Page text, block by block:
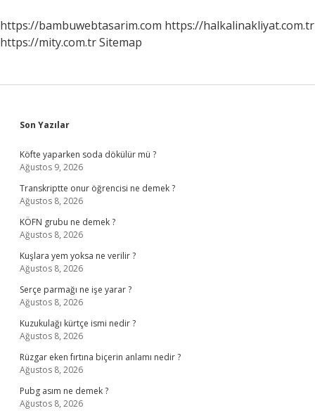
https://bambuwebtasarim.com https://halkalinakliyat.com.tr
https://mity.com.trSitemap
Sidebar
Son Yazılar
Köfte yaparken soda dökülür mü ?
Ağustos 9, 2026
Transkriptte onur öğrencisi ne demek ?
Ağustos 8, 2026
KÖFN grubu ne demek ?
Ağustos 8, 2026
Kuşlara yem yoksa ne verilir ?
Ağustos 8, 2026
Serçe parmağı ne işe yarar ?
Ağustos 8, 2026
Kuzukulağı kürtçe ismi nedir ?
Ağustos 8, 2026
Rüzgar eken fırtına biçerin anlamı nedir ?
Ağustos 8, 2026
Pubg asım ne demek ?
Ağustos 8, 2026